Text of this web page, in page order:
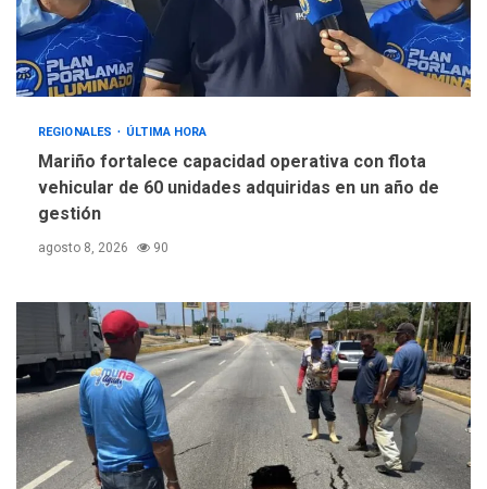
REGIONALES ÚLTIMA HORA
Mariño fortalece capacidad operativa con flota
vehicular de 60 unidades adquiridas en un año de
gestión
agosto 8, 2026 90